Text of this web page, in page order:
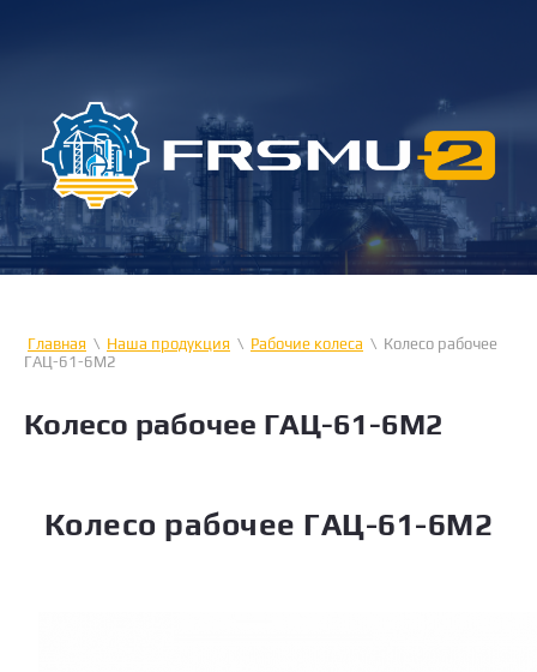
Главная \ Наша продукция \ Рабочие колеса \ Колесо рабочее
ГАЦ-61-6М2
Колесо рабочее ГАЦ-61-6М2
Колесо рабочее ГАЦ-61-6М2